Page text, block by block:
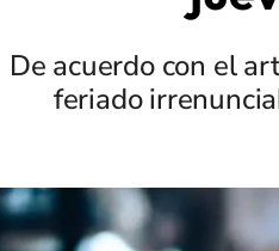
De acuerdo con el
feriado